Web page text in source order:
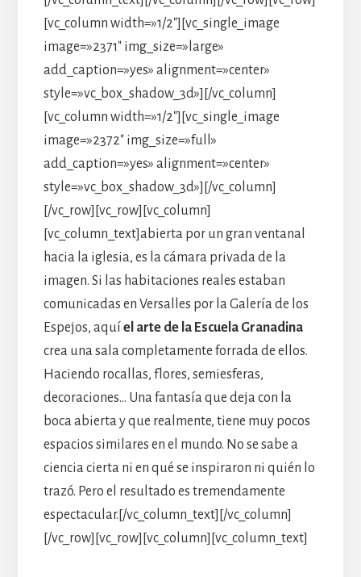
[vc_column width=»1/2″][vc_single_image
image=»2371″ img_size=»large»
add_caption=»yes» alignment=»center»
style=»vc_box_shadow_3d»][/vc_column]
[vc_column width=»1/2″][vc_single_image
image=»2372″ img_size=»full»
add_caption=»yes» alignment=»center»
style=»vc_box_shadow_3d»][/vc_column]
[/vc_row][vc_row][vc_column]
[vc_column_text]abierta por un gran ventanal
hacia la iglesia, es la cámara privada de la
imagen. Si las habitaciones reales estaban
comunicadas en Versalles por la Galería de los
Espejos, aquí el arte de la Escuela Granadina
crea una sala completamente forrada de ellos.
Haciendo rocallas, flores, semiesferas,
decoraciones… Una fantasía que deja con la
boca abierta y que realmente, tiene muy pocos
espacios similares en el mundo. No se sabe a
ciencia cierta ni en qué se inspiraron ni quién lo
trazó. Pero el resultado es tremendamente
espectacular.[/vc_column_text][/vc_column]
[/vc_row][vc_row][vc_column][vc_column_text]